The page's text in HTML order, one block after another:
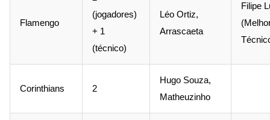
Flamengo
(jogadores)
+ 1
(técnico)
Léo Ortiz,
Arrascaeta
Filipe
Corinthians 2
Hugo Souza,
Matheuzinho